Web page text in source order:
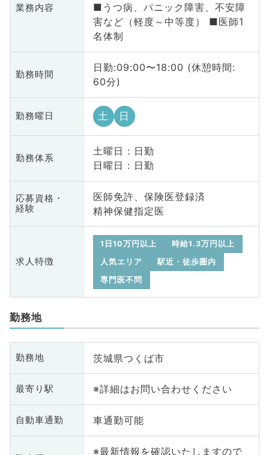
業務内容
■うつ病、パニック障害、不安障
害など（軽度～中等度） ■医師1
名体制
勤務時間
日勤:09:00〜18:00 (休憩時間:
60分)
勤務曜日 土 日
勤務体系
土曜日 : 日勤
日曜日 : 日勤
応募資格・
経験
医師免許、保険医登録済
精神保健指定医
求人特徴
1日10万円以上
時給1.3万円以上
人気エリア
駅近・徒歩圏内
専門医不問
勤務地
勤務地 茨城県つくば市
最寄り駅 ※詳細はお問い合わせください
自動車通勤 車通勤可能
※最新情報を確認いたしますので